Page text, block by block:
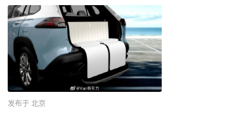
发布于 北京